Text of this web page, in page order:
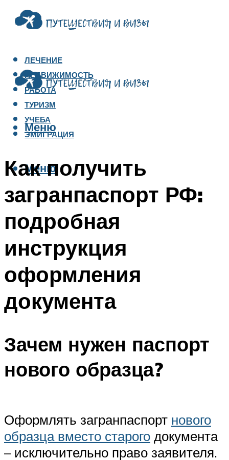
ЛЕЧЕНИЕ
НЕДВИЖИМОСТЬ
РАБОТА
ТУРИЗМ
УЧЕБА
ЭМИГРАЦИЯ
Меню
Меню
Как получить
загранпаспорт РФ:
подробная
инструкция
оформления
документа
Зачем нужен паспорт
нового образца?
Оформлять загранпаспорт нового
образца вместо старого документа
– исключительно право заявителя.